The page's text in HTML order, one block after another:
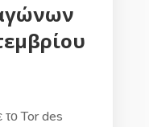
το Tor des